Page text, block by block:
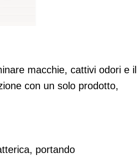
macchie, cattivi odori e il
con un solo prodotto,
portando